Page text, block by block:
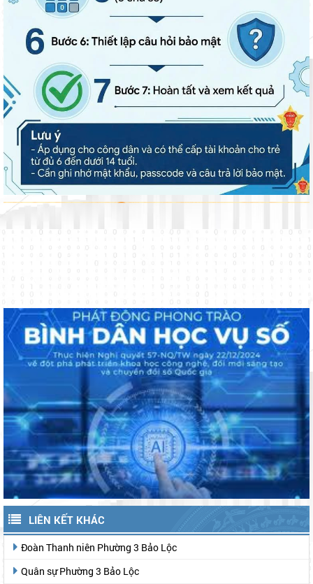
LIÊN KẾT KHÁC
Đoàn Thanh niên Phường 3 Bảo Lộc
Quân sự Phường 3 Bảo Lộc